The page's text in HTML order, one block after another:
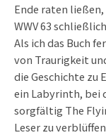
Ende raten
WWV 63
Als ich das Buch
von Traurigkeit
die Geschichte zu
ein Labyrinth, bei
sorgfältig The
Leser zu